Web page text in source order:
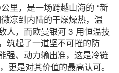
里，是一场跨越山海的 “新
凉到内陆的干燥燥热，温
人，而欧曼银河 3 用恒温技
筑起了一道坚不可摧的防
强、动力输出准，这是冷链
更是对其价值的最高认可。